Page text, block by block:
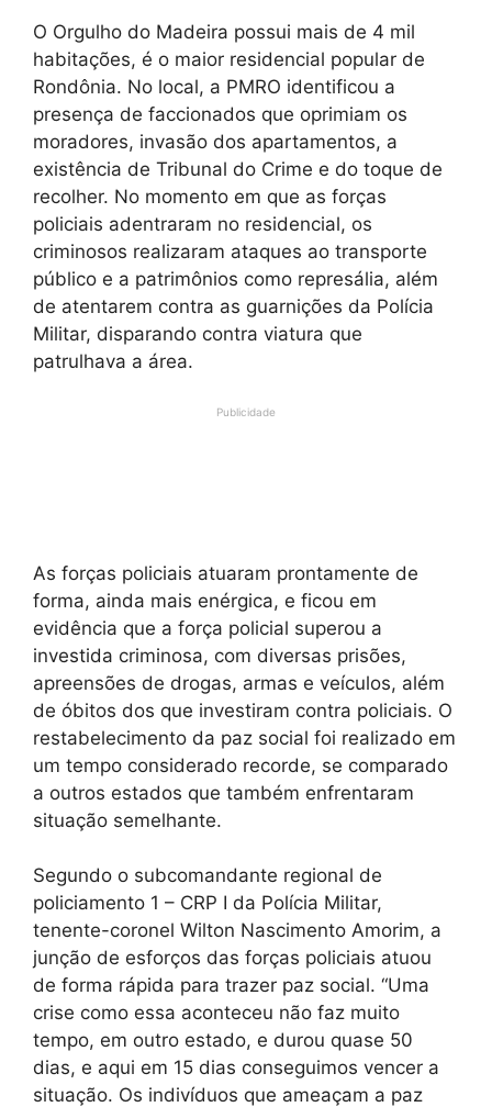
O Orgulho do Madeira possui mais de 4 mil
habitações, é o maior residencial popular de
Rondônia. No local, a PMRO identificou a
presença de faccionados que oprimiam os
moradores, invasão dos apartamentos, a
existência de Tribunal do Crime e do toque de
recolher. No momento em que as forças
policiais adentraram no residencial, os
criminosos realizaram ataques ao transporte
público e a patrimônios como represália, além
de atentarem contra as guarnições da Polícia
Militar, disparando contra viatura que
patrulhava a área.
Publicidade
As forças policiais atuaram prontamente de
forma, ainda mais enérgica, e ficou em
evidência que a força policial superou a
investida criminosa, com diversas prisões,
apreensões de drogas, armas e veículos, além
de óbitos dos que investiram contra policiais. O
restabelecimento da paz social foi realizado em
um tempo considerado recorde, se comparado
a outros estados que também enfrentaram
situação semelhante.
Segundo o subcomandante regional de
policiamento 1 – CRP I da Polícia Militar,
tenente-coronel Wilton Nascimento Amorim, a
junção de esforços das forças policiais atuou
de forma rápida para trazer paz social. “Uma
crise como essa aconteceu não faz muito
tempo, em outro estado, e durou quase 50
dias, e aqui em 15 dias conseguimos vencer a
situação. Os indivíduos que ameaçam a paz